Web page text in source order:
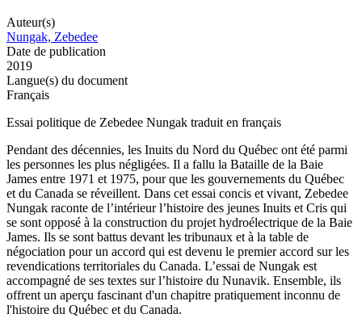
Auteur(s)
Nungak, Zebedee
Date de publication
2019
Langue(s) du document
Français
Essai politique de Zebedee Nungak traduit en français
Pendant des décennies, les Inuits du Nord du Québec ont été parmi
les personnes les plus négligées. Il a fallu la Bataille de la Baie
James entre 1971 et 1975, pour que les gouvernements du Québec
et du Canada se réveillent. Dans cet essai concis et vivant, Zebedee
Nungak raconte de l’intérieur l’histoire des jeunes Inuits et Cris qui
se sont opposé à la construction du projet hydroélectrique de la Baie
James. Ils se sont battus devant les tribunaux et à la table de
négociation pour un accord qui est devenu le premier accord sur les
revendications territoriales du Canada. L’essai de Nungak est
accompagné de ses textes sur l’histoire du Nunavik. Ensemble, ils
offrent un aperçu fascinant d'un chapitre pratiquement inconnu de
l'histoire du Québec et du Canada.